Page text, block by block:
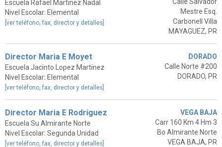
Escuela Rafael Martinez Nadal
Nivel Escolar: Elemental
[ver teléfono, fax, director y detalles]
Mestre Esq.
Carbonell Villa
MAYAGUEZ, PR
Director Maria E Moyet
Escuela Jacinto Lopez Martinez
Nivel Escolar: Elemental
[ver teléfono, fax, director y detalles]
DORADO
Calle Norte #200
DORADO, PR
Director Maria E Rodriguez
Escuela Su Almirante Norte
Nivel Escolar: Segunda Unidad
[ver teléfono, fax, director y detalles]
VEGA BAJA
Carr 160 Km 4 Hm 3
Bo Almirante Norte
VEGA BAJA, PR